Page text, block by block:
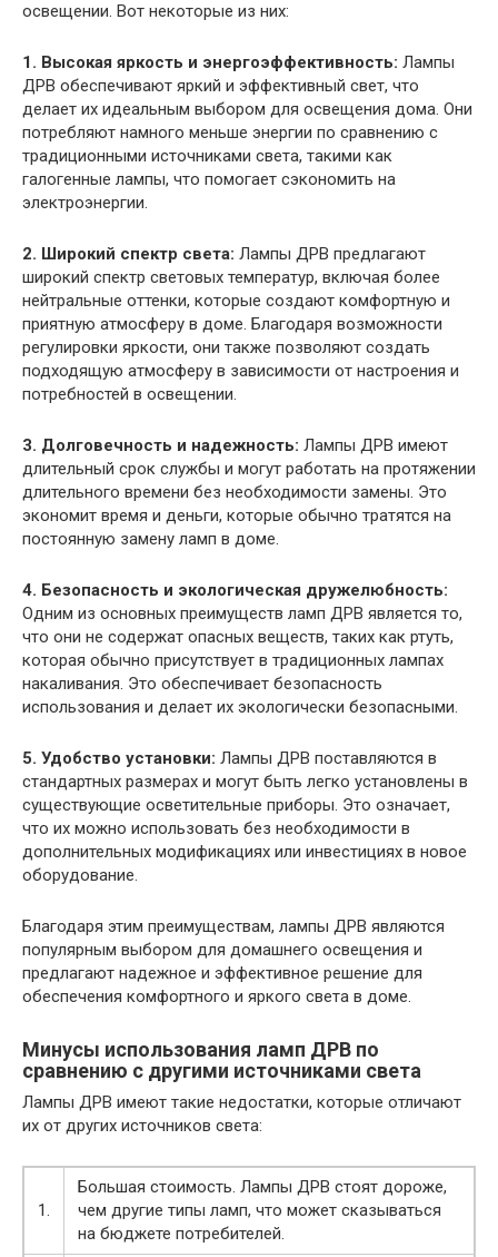
освещении. Вот некоторые из них:
1. Высокая яркость и энергоэффективность: Лампы
ДРВ обеспечивают яркий и эффективный свет, что
делает их идеальным выбором для освещения дома. Они
потребляют намного меньше энергии по сравнению с
традиционными источниками света, такими как
галогенные лампы, что помогает сэкономить на
электроэнергии.
2. Широкий спектр света: Лампы ДРВ предлагают
широкий спектр световых температур, включая более
нейтральные оттенки, которые создают комфортную и
приятную атмосферу в доме. Благодаря возможности
регулировки яркости, они также позволяют создать
подходящую атмосферу в зависимости от настроения и
потребностей в освещении.
3. Долговечность и надежность: Лампы ДРВ имеют
длительный срок службы и могут работать на протяжении
длительного времени без необходимости замены. Это
экономит время и деньги, которые обычно тратятся на
постоянную замену ламп в доме.
4. Безопасность и экологическая дружелюбность:
Одним из основных преимуществ ламп ДРВ является то,
что они не содержат опасных веществ, таких как ртуть,
которая обычно присутствует в традиционных лампах
накаливания. Это обеспечивает безопасность
использования и делает их экологически безопасными.
5. Удобство установки: Лампы ДРВ поставляются в
стандартных размерах и могут быть легко установлены в
существующие осветительные приборы. Это означает,
что их можно использовать без необходимости в
дополнительных модификациях или инвестициях в новое
оборудование.
Благодаря этим преимуществам, лампы ДРВ являются
популярным выбором для домашнего освещения и
предлагают надежное и эффективное решение для
обеспечения комфортного и яркого света в доме.
Минусы использования ламп ДРВ по
сравнению с другими источниками света
Лампы ДРВ имеют такие недостатки, которые отличают
их от других источников света:
1.
Большая стоимость. Лампы ДРВ стоят дороже,
чем другие типы ламп, что может сказываться
на бюджете потребителей.